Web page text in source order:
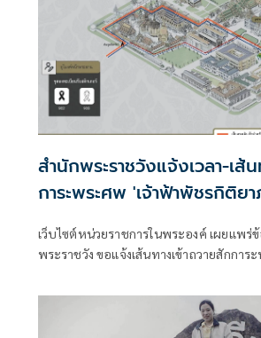
สำนักพระราชวังแจ้งเวลา-เส้
การะพระศพ 'เจ้าฟ้าพัชรกิติยา
เว็บไซต์หน่วยราชการในพระองค์ เผยแพร่
พระราชวัง ขอแจ้งเส้นทางเข้าถวายสักการ